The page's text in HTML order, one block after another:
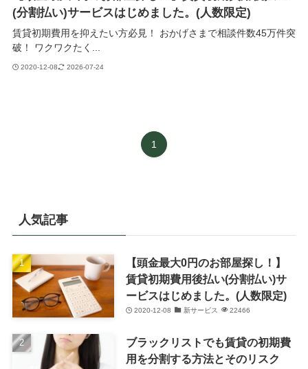
(分割払い)サービスはじめました。(人数限定)
賃貸初期費用を抑えたい方必見！ おかげさまで相談件数45万件突
破！ ワクワクたく...
2020-12-08 2026-07-24
1
人気記事
【頭金最大0円のお部屋探し！】
賃貸初期費用後払い(分割払い)サ
ービスはじめました。(人数限定)
2020-12-08 新サービス 22466
ブラックリストでも賃貸の初期費
用を分割する方法とそのリスク